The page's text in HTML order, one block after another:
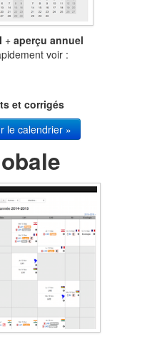
+ aperçu annuel
voir :
et corrigés
le calendrier »